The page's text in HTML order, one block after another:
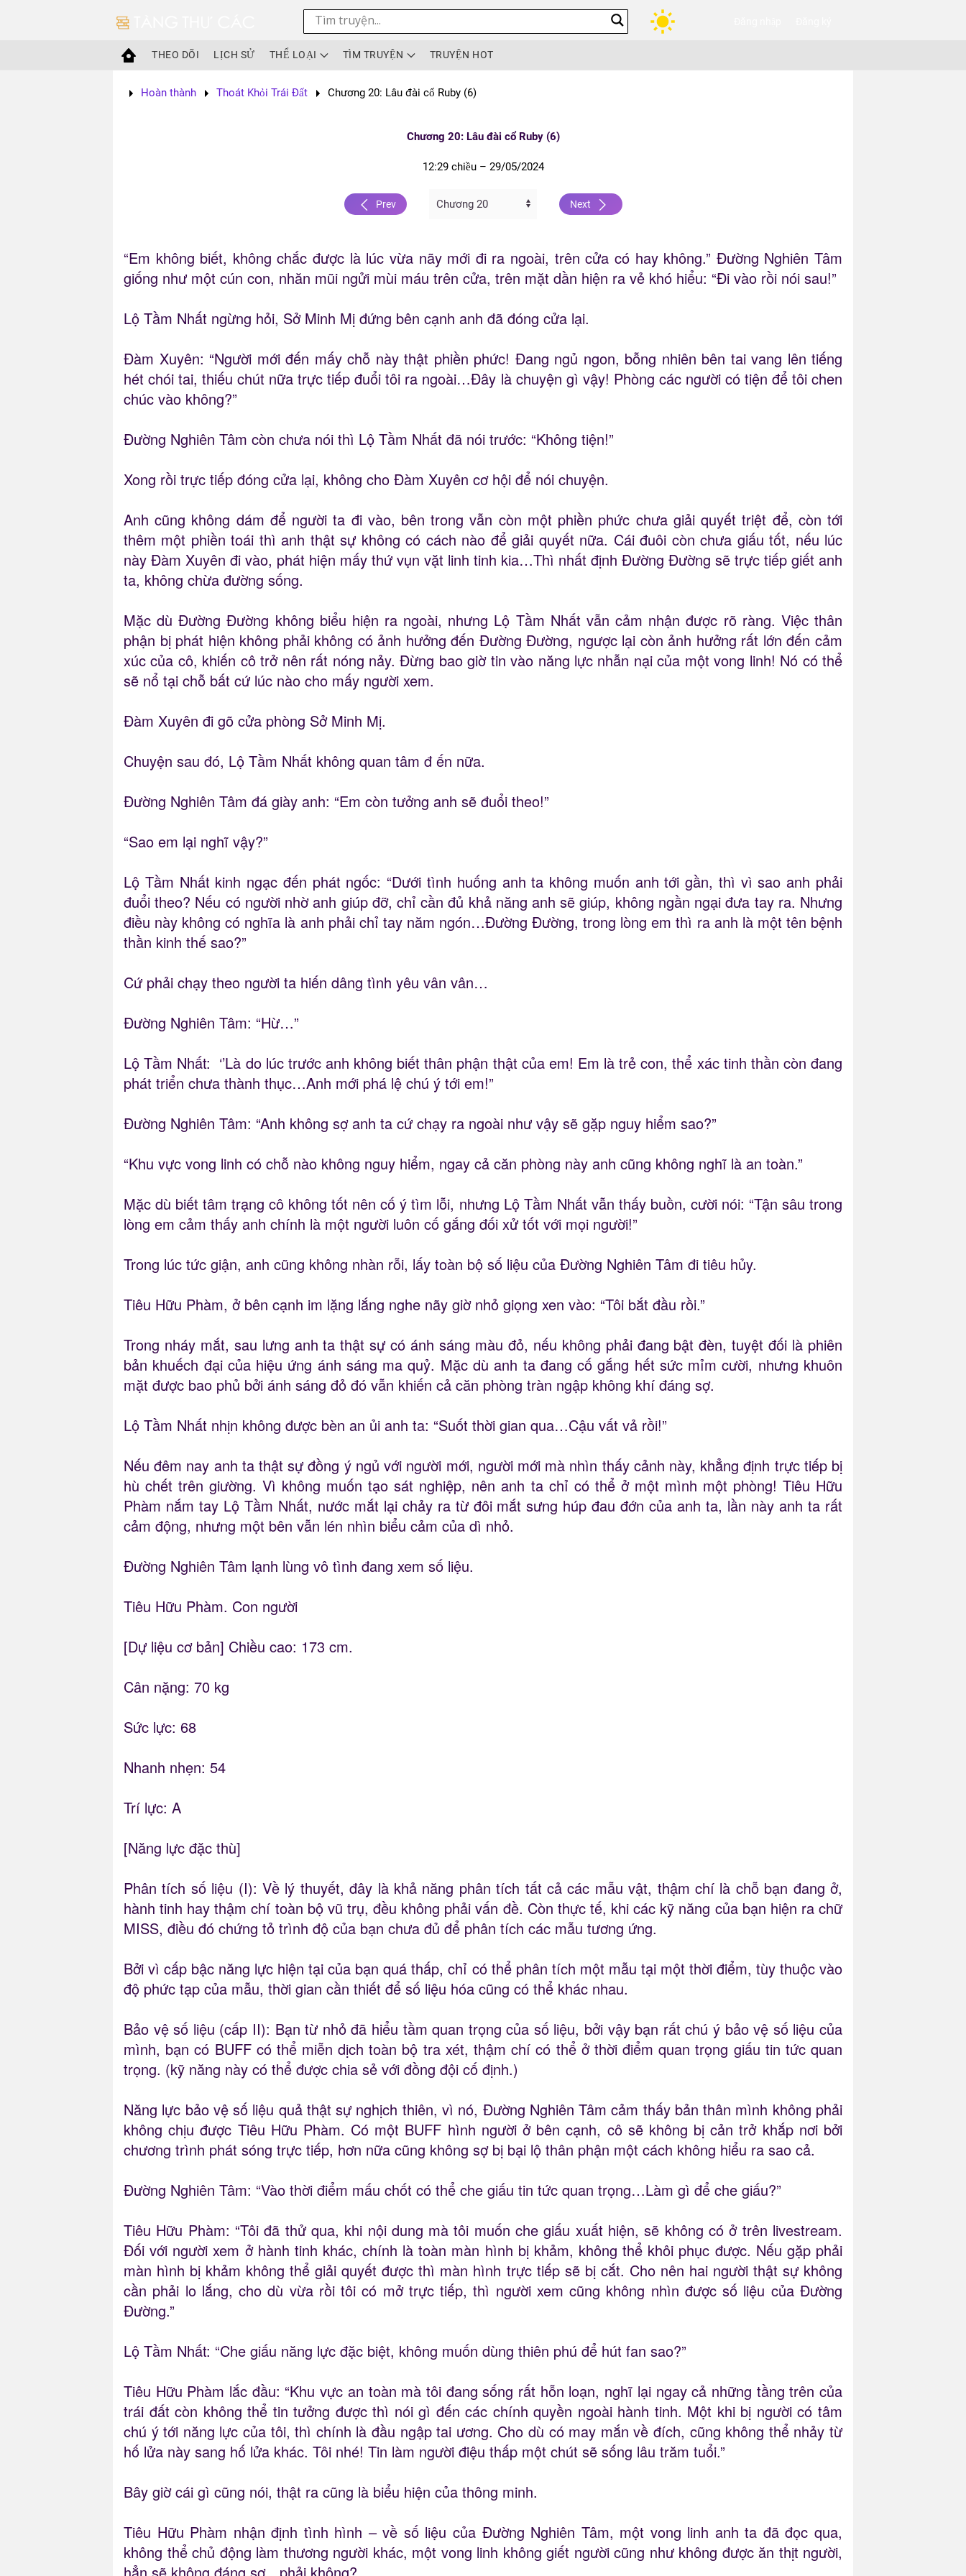
THEO DÕI LỊCH SỬ THỂ LOẠI TÌM TRUYỆN TRUYỆN HOT
Hoàn thành Thoát Khỏi Trái Đất Chương 20: Lâu đài cổ Ruby (6)
Chương 20: Lâu đài cổ Ruby (6)
12:29 chiều – 29/05/2024
Prev Next
“Em không biết, không chắc được là lúc vừa nãy mới đi ra ngoài, trên cửa có hay không.” Đường Nghiên Tâm
giống như một cún con, nhăn mũi ngửi mùi máu trên cửa, trên mặt dần hiện ra vẻ khó hiểu: “Đi vào rồi nói sau!”
Lộ Tầm Nhất ngừng hỏi, Sở Minh Mị đứng bên cạnh anh đã đóng cửa lại.
Đàm Xuyên: “Người mới đến mấy chỗ này thật phiền phức! Đang ngủ ngon, bỗng nhiên bên tai vang lên tiếng
hét chói tai, thiếu chút nữa trực tiếp đuổi tôi ra ngoài…Đây là chuyện gì vậy! Phòng các người có tiện để tôi chen
chúc vào không?”
Đường Nghiên Tâm còn chưa nói thì Lộ Tầm Nhất đã nói trước: “Không tiện!”
Xong rồi trực tiếp đóng cửa lại, không cho Đàm Xuyên cơ hội để nói chuyện.
Anh cũng không dám để người ta đi vào, bên trong vẫn còn một phiền phức chưa giải quyết triệt để, còn tới
thêm một phiền toái thì anh thật sự không có cách nào để giải quyết nữa. Cái đuôi còn chưa giấu tốt, nếu lúc
này Đàm Xuyên đi vào, phát hiện mấy thứ vụn vặt linh tinh kia…Thì nhất định Đường Đường sẽ trực tiếp giết anh
ta, không chừa đường sống.
Mặc dù Đường Đường không biểu hiện ra ngoài, nhưng Lộ Tầm Nhất vẫn cảm nhận được rõ ràng. Việc thân
phận bị phát hiện không phải không có ảnh hưởng đến Đường Đường, ngược lại còn ảnh hưởng rất lớn đến cảm
xúc của cô, khiến cô trở nên rất nóng nảy. Đừng bao giờ tin vào năng lực nhẫn nại của một vong linh! Nó có thể
sẽ nổ tại chỗ bất cứ lúc nào cho mấy người xem.
Đàm Xuyên đi gõ cửa phòng Sở Minh Mị.
Chuyện sau đó, Lộ Tầm Nhất không quan tâm đ ến nữa.
Đường Nghiên Tâm đá giày anh: “Em còn tưởng anh sẽ đuổi theo!”
“Sao em lại nghĩ vậy?”
Lộ Tầm Nhất kinh ngạc đến phát ngốc: “Dưới tình huống anh ta không muốn anh tới gần, thì vì sao anh phải
đuổi theo? Nếu có người nhờ anh giúp đỡ, chỉ cần đủ khả năng anh sẽ giúp, không ngần ngại đưa tay ra. Nhưng
điều này không có nghĩa là anh phải chỉ tay năm ngón…Đường Đường, trong lòng em thì ra anh là một tên bệnh
thần kinh thế sao?”
Cứ phải chạy theo người ta hiến dâng tình yêu vân vân…
Đường Nghiên Tâm: “Hừ…”
Lộ Tầm Nhất: ‘’Là do lúc trước anh không biết thân phận thật của em! Em là trẻ con, thể xác tinh thần còn đang
phát triển chưa thành thục…Anh mới phá lệ chú ý tới em!”
Đường Nghiên Tâm: “Anh không sợ anh ta cứ chạy ra ngoài như vậy sẽ gặp nguy hiểm sao?”
“Khu vực vong linh có chỗ nào không nguy hiểm, ngay cả căn phòng này anh cũng không nghĩ là an toàn.”
Mặc dù biết tâm trạng cô không tốt nên cố ý tìm lỗi, nhưng Lộ Tầm Nhất vẫn thấy buồn, cười nói: “Tận sâu trong
lòng em cảm thấy anh chính là một người luôn cố gắng đối xử tốt với mọi người!”
Trong lúc tức giận, anh cũng không nhàn rỗi, lấy toàn bộ số liệu của Đường Nghiên Tâm đi tiêu hủy.
Tiêu Hữu Phàm, ở bên cạnh im lặng lắng nghe nãy giờ nhỏ giọng xen vào: “Tôi bắt đầu rồi.”
Trong nháy mắt, sau lưng anh ta thật sự có ánh sáng màu đỏ, nếu không phải đang bật đèn, tuyệt đối là phiên
bản khuếch đại của hiệu ứng ánh sáng ma quỷ. Mặc dù anh ta đang cố gắng hết sức mỉm cười, nhưng khuôn
mặt được bao phủ bởi ánh sáng đỏ đó vẫn khiến cả căn phòng tràn ngập không khí đáng sợ.
Lộ Tầm Nhất nhịn không được bèn an ủi anh ta: “Suốt thời gian qua…Cậu vất vả rồi!”
Nếu đêm nay anh ta thật sự đồng ý ngủ với người mới, người mới mà nhìn thấy cảnh này, khẳng định trực tiếp bị
hù chết trên giường. Vì không muốn tạo sát nghiệp, nên anh ta chỉ có thể ở một mình một phòng! Tiêu Hữu
Phàm nắm tay Lộ Tầm Nhất, nước mắt lại chảy ra từ đôi mắt sưng húp đau đớn của anh ta, lần này anh ta rất
cảm động, nhưng một bên vẫn lén nhìn biểu cảm của dì nhỏ.
Đường Nghiên Tâm lạnh lùng vô tình đang xem số liệu.
Tiêu Hữu Phàm. Con người
[Dự liệu cơ bản] Chiều cao: 173 cm.
Cân nặng: 70 kg
Sức lực: 68
Nhanh nhẹn: 54
Trí lực: A
[Năng lực đặc thù]
Phân tích số liệu (I): Về lý thuyết, đây là khả năng phân tích tất cả các mẫu vật, thậm chí là chỗ bạn đang ở,
hành tinh hay thậm chí toàn bộ vũ trụ, đều không phải vấn đề. Còn thực tế, khi các kỹ năng của bạn hiện ra chữ
MISS, điều đó chứng tỏ trình độ của bạn chưa đủ để phân tích các mẫu tương ứng.
Bởi vì cấp bậc năng lực hiện tại của bạn quá thấp, chỉ có thể phân tích một mẫu tại một thời điểm, tùy thuộc vào
độ phức tạp của mẫu, thời gian cần thiết để số liệu hóa cũng có thể khác nhau.
Bảo vệ số liệu (cấp II): Bạn từ nhỏ đã hiểu tầm quan trọng của số liệu, bởi vậy bạn rất chú ý bảo vệ số liệu của
mình, bạn có BUFF có thể miễn dịch toàn bộ tra xét, thậm chí có thể ở thời điểm quan trọng giấu tin tức quan
trọng. (kỹ năng này có thể được chia sẻ với đồng đội cố định.)
Năng lực bảo vệ số liệu quả thật sự nghịch thiên, vì nó, Đường Nghiên Tâm cảm thấy bản thân mình không phải
không chịu được Tiêu Hữu Phàm. Có một BUFF hình người ở bên cạnh, cô sẽ không bị cản trở khắp nơi bởi
chương trình phát sóng trực tiếp, hơn nữa cũng không sợ bị bại lộ thân phận một cách không hiểu ra sao cả.
Đường Nghiên Tâm: “Vào thời điểm mấu chốt có thể che giấu tin tức quan trọng…Làm gì để che giấu?”
Tiêu Hữu Phàm: “Tôi đã thử qua, khi nội dung mà tôi muốn che giấu xuất hiện, sẽ không có ở trên livestream.
Đối với người xem ở hành tinh khác, chính là toàn màn hình bị khảm, không thể khôi phục được. Nếu gặp phải
màn hình bị khảm không thể giải quyết được thì màn hình trực tiếp sẽ bị cắt. Cho nên hai người thật sự không
cần phải lo lắng, cho dù vừa rồi tôi có mở trực tiếp, thì người xem cũng không nhìn được số liệu của Đường
Đường.”
Lộ Tầm Nhất: “Che giấu năng lực đặc biệt, không muốn dùng thiên phú để hút fan sao?”
Tiêu Hữu Phàm lắc đầu: “Khu vực an toàn mà tôi đang sống rất hỗn loạn, nghĩ lại ngay cả những tầng trên của
trái đất còn không thể tin tưởng được thì nói gì đến các chính quyền ngoài hành tinh. Một khi bị người có tâm
chú ý tới năng lực của tôi, thì chính là đầu ngập tai ương. Cho dù có may mắn về đích, cũng không thể nhảy từ
hố lửa này sang hố lửa khác. Tôi nhé! Tin làm người điệu thấp một chút sẽ sống lâu trăm tuổi.”
Bây giờ cái gì cũng nói, thật ra cũng là biểu hiện của thông minh.
Tiêu Hữu Phàm nhận định tình hình – về số liệu của Đường Nghiên Tâm, một vong linh anh ta đã đọc qua,
không thể chủ động làm thương người khác, một vong linh không giết người cũng như không được ăn thịt người,